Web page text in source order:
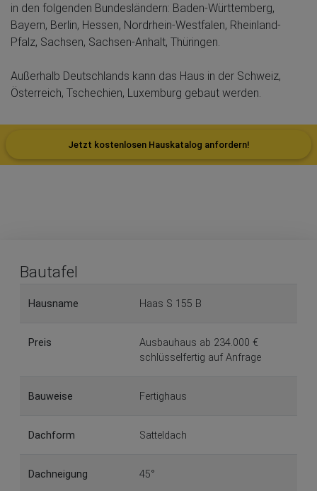
in den folgenden Bundesländern: Baden-Württemberg,
Bayern, Berlin, Hessen, Nordrhein-Westfalen, Rheinland-
Pfalz, Sachsen, Sachsen-Anhalt, Thüringen.
Außerhalb Deutschlands kann das Haus in der Schweiz,
Österreich, Tschechien, Luxemburg gebaut werden.
Jetzt kostenlosen Hauskatalog anfordern!
Bautafel
Hausname Haas S 155 B
Preis
Ausbauhaus ab 234.000 €
schlüsselfertig auf Anfrage
Bauweise Fertighaus
Dachform Satteldach
Dachneigung 45°